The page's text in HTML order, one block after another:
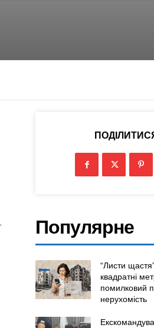
Популярне
“Листи
квадратні
помилковий
нерухомість